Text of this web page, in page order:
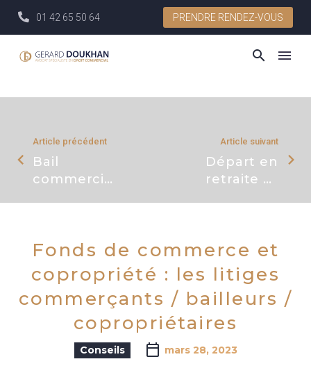
01 42 65 50 64 PRENDRE RENDEZ-VOUS
Article précédent
Bail
commercial
Article suivant
Départ en
retraite et
Fonds de commerce et
copropriété : les litiges
commerçants / bailleurs /
copropriétaires
Conseils mars 28, 2023